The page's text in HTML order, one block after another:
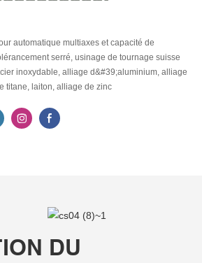
automatique multiaxes et capacité de
serré, usinage de tournage suisse
inoxydable, alliage d&#39;aluminium, alliage
titane, laiton, alliage de zinc
DU